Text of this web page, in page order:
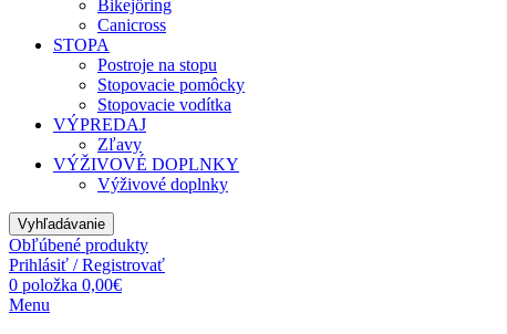
Bikejöring
Canicross
STOPA
Postroje na stopu
Stopovacie pomôcky
Stopovacie vodítka
VÝPREDAJ
Zľavy
VÝŽIVOVÉ DOPLNKY
Výživové doplnky
Vyhľadávanie
Obľúbené produkty
Prihlásiť / Registrovať
0 položka 0,00€
Menu